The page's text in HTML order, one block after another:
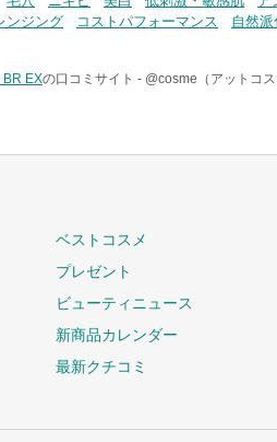
ンジング コストパフォーマンス 自然
BR EXの口コミサイト - @cosme（アットコス
ベストコスメ
プレゼント
ビューティニュース
新商品カレンダー
最新クチコミ